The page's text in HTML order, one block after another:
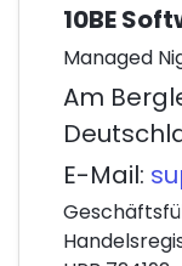
10BE
Managed
Am
E-Mail: